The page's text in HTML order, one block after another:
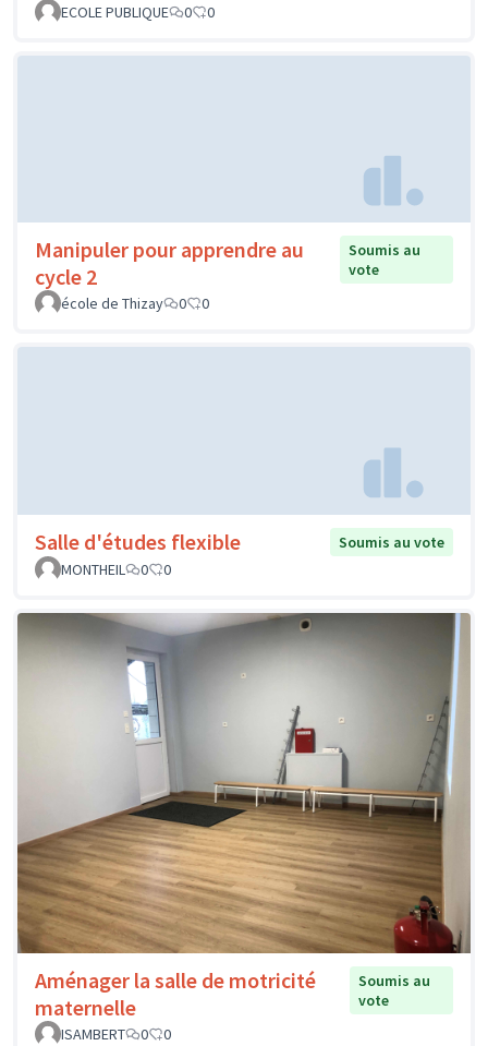
ECOLE PUBLIQUE
0 0
Manipuler pour apprendre au
cycle 2
Soumis au
vote
école de Thizay
0 0
Salle d'études flexible
Soumis au vote
MONTHEIL
0 0
Aménager la salle de motricité
maternelle
Soumis au
vote
ISAMBERT
0 0